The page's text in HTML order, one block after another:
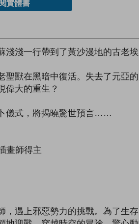
實體書
淺淺一行帶到了黃沙漫地的古老
聖獸在黑暗中復活。失去了元亞
偉大的重生？
儀式，將揭曉驚世預言……
畫師得主
，遇上邪惡勢力的挑戰。為了生